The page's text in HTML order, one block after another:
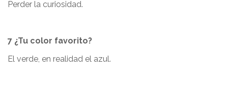
Perder la curiosidad.
7 ¿Tu color favorito?
El verde, en realidad el azul.